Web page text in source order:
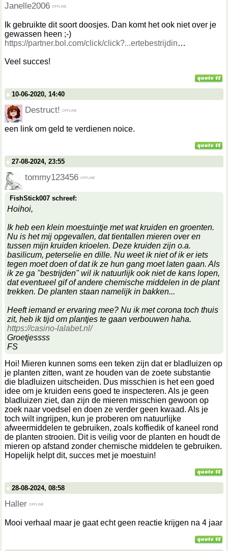
Janelle2006
Ik gebruikte dit soort doosjes. Dan komt het ook niet over je
gewassen heen ;-)
https://partner.bol.com/click/click?...ertebestrijdin
Veel succes!
10-06-2020, 14:40
Destruct!
een link om geld te verdienen noice.
27-08-2024, 23:55
tommy123456
FishStick007 schreef:
Hoihoi,
Ik heb een klein moestuintje met wat kruiden en groenten.
Nu is het mij opgevallen, dat tientallen mieren over en
tussen mijn kruiden krioelen. Deze kruiden zijn o.a.
basilicum, peterselie en dille. Nu weet ik niet of ik er iets
tegen moet doen of dat ik ze hun gang moet laten gaan. Als
ik ze ga "bestrijden" wil ik natuurlijk ook niet de kans lopen,
dat eventueel gif of andere chemische middelen in de plant
trekken. De planten staan namelijk in bakken...
Heeft iemand er ervaring mee? Nu ik met corona toch thuis
zit, heb ik tijd om plantjes te gaan verbouwen haha.
https://casino-lalabet.nl/
Groetjessss
FS
Hoi! Mieren kunnen soms een teken zijn dat er bladluizen op
je planten zitten, want ze houden van de zoete substantie
die bladluizen uitscheiden. Dus misschien is het een goed
idee om je kruiden eens goed te inspecteren. Als je geen
bladluizen ziet, dan zijn de mieren misschien gewoon op
zoek naar voedsel en doen ze verder geen kwaad. Als je
toch wilt ingrijpen, kun je proberen om natuurlijke
afweermiddelen te gebruiken, zoals koffiedik of kaneel rond
de planten strooien. Dit is veilig voor de planten en houdt de
mieren op afstand zonder chemische middelen te gebruiken.
Hopelijk helpt dit, succes met je moestuin!
28-08-2024, 08:58
Haller
Mooi verhaal maar je gaat echt geen reactie krijgen na 4 jaar